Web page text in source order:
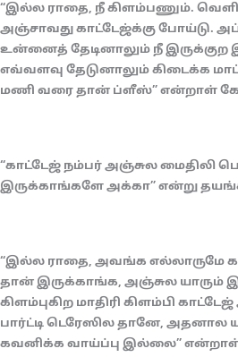
“இல்ல ராதை, நீ கிளம்பணும்.
அஞ்சாவது காட்டேஜ்க்கு போய்டு.
உன்னைத் தேடினாலும் நீ இருக்குற
எவ்வளவு தேடுனாலும் கிடைக்க
மணி வரை தான் ப்ளீஸ்” என்றாள்
“காட்டேஜ் நம்பர் அஞ்சுல மைதிலி
இருக்காங்களே அக்கா” என்று
“இல்ல ராதை, அவங்க எல்லாருமே
தான் இருக்காங்க, அஞ்சுல
கிளம்புகிற மாதிரி கிளம்பி
பார்ட்டி டெரேஸில தானே,
கவனிக்க வாய்ப்பு இல்லை”